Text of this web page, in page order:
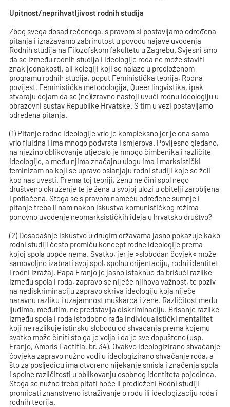
Upitnost/neprihvatljivost rodnih studija
Zbog svega dosad rečenoga, s pravom si postavljamo određena
pitanja i izražavamo zabrinutost u povodu najave uvođenja
Rodnih studija na Filozofskom fakultetu u Zagrebu. Svjesni smo
da se između rodnih studija i ideologije roda ne može staviti
znak jednakosti, ali kolegiji koji se nalaze u predloženom
programu rodnih studija, poput Feministička teorija, Rodna
povijest, Feministička metodologija, Queer lingvistika, ipak
stvaraju dojam da se (ne)izravno nastoji uvući rodnu ideologiju u
obrazovni sustav Republike Hrvatske. S tim u vezi postavljamo
određena pitanja.
(1) Pitanje rodne ideologije vrlo je kompleksno jer je ona sama
vrlo fluidna i ima mnogo podvrsta i smjerova. Povijesno gledano,
na njezino oblikovanje utjecalo je mnogo čimbenika i različite
ideologije, a među njima značajnu ulogu ima i marksistički
feminizam na koji se upravo oslanjaju rodni studiji koje se želi
kod nas uvesti. Prema toj teoriji, ženu ne čini spol nego
društveno okruženje te je žena u svojoj ulozi u obitelji zarobljena
i potlačena. Stoga se s pravom nameću određene sumnje i
pitanje treba li nam nakon iskustva komunističkog režima
ponovno uvođenje neomarksističkih ideja u hrvatsko društvo?
(2) Dosadašnje iskustvo u drugim državama jasno pokazuje kako
rodni studiji često promiču koncept rodne ideologije prema
kojoj spola uopće nema. Svatko, jer je »slobodan čovjek« može
samovoljno izabrati svoj spol, spolnu orijentaciju, rodni identitet
i rodni izražaj. Papa Franjo je jasno istaknuo da brišući razlike
između spola i roda, zapravo se niječe njihova važnost, te poziv
na nediskriminaciju zapravo skriva ideologiju koja niječe
naravnu razliku i uzajamnost muškarca i žene. Različitost među
ljudima, međutim, ne predstavlja diskriminaciju. Brisanje razlike
između spola i roda istodobno rađa individualistički mentalitet
koji ne razlikuje istinsku slobodu od shvaćanja prema kojemu
svatko može činiti što ga je volja i da je sve dopušteno (usp.
Franjo, Amoris Laetitia, br. 34). Ovakvo ideologizirano shvaćanje
čovjeka zapravo nužno vodi u ideologizirano shvaćanje roda, a
što za posljedicu ima otvoreno nijekanje smisla i značenja spola
i spolne različitosti u oblikovanju osobnog identiteta pojedinca.
Stoga se nužno treba pitati hoće li predloženi Rodni studiji
promicati znanstveno istraživanje o rodu ili ideologizaciju roda i
rodnih teorija.